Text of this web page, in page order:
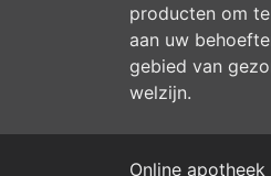
producten om
aan uw
gebied van
welzijn.
Online